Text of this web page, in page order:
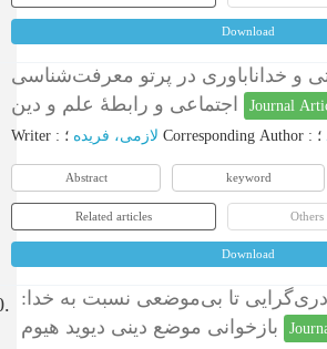
Download
و خداناباوری در پرتو معرفت‌شناسی
Journal
Writer : لازمی، فریده Corresponding Author : ؛
Abstract keyword
Related articles Others
Download
تا بی‌موضعی نسبت به خدا: